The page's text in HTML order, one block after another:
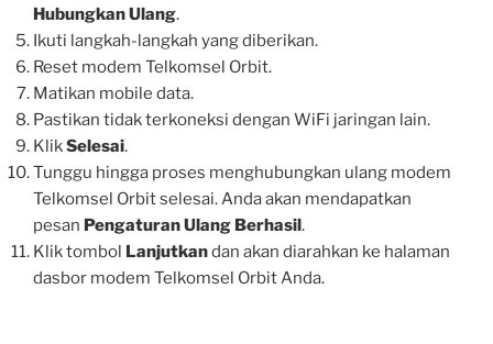
Hubungkan Ulang.
Ikuti langkah-langkah yang diberikan.
Reset modem Telkomsel Orbit.
Matikan mobile data.
Pastikan tidak terkoneksi dengan WiFi jaringan lain.
KlikSelesai.
Tunggu hingga proses menghubungkan ulang modem
Telkomsel Orbit selesai. Anda akan mendapatkan
pesan Pengaturan Ulang Berhasil.
Klik tombol Lanjutkandan akan diarahkan ke halaman
dasbor modem Telkomsel Orbit Anda.